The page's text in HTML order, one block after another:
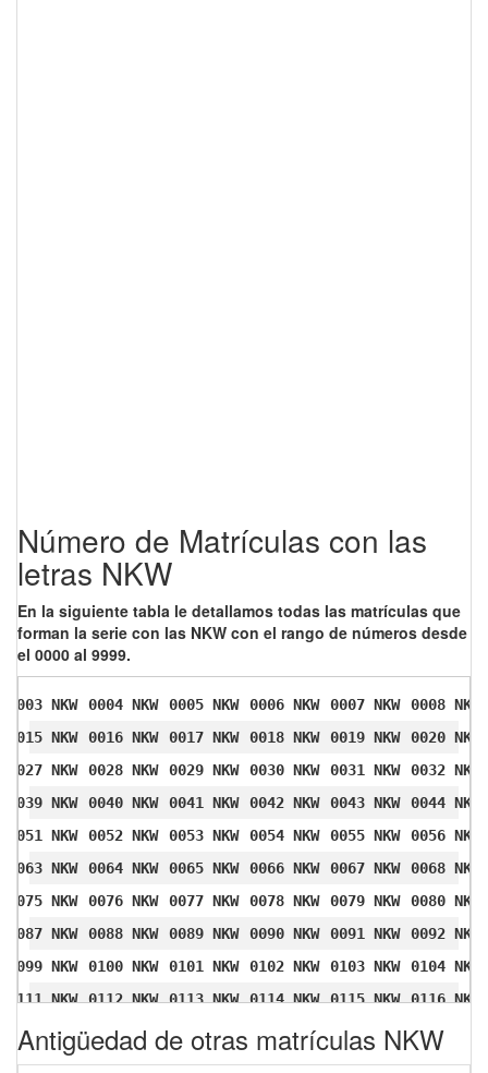
Número de Matrículas con las
letras NKW
En la siguiente tabla le detallamos todas las matrículas que
forman la serie con las NKW con el rango de números desde
el 0000 al 9999.
0003 NKW 0004 NKW 0005 NKW 0006 NKW 0007 NKW
0008 NKW
0015 NKW
0016 NKW 0017 NKW 0018 NKW 0019 NKW
0020 NKW
0027 NKW
0028 NKW 0029 NKW 0030 NKW 0031 NKW
0032 NKW
0039 NKW
0040 NKW 0041 NKW 0042 NKW 0043 NKW
0044 NKW
0051 NKW
0052 NKW 0053 NKW 0054 NKW 0055 NKW
0056 NKW
0063 NKW
0064 NKW 0065 NKW 0066 NKW 0067 NKW
0068 NKW
0075 NKW
0076 NKW 0077 NKW 0078 NKW 0079 NKW
0080 NKW
0087 NKW
0088 NKW 0089 NKW 0090 NKW 0091 NKW
0092 NKW
0099 NKW
0100 NKW 0101 NKW 0102 NKW 0103 NKW
0104 NKW
0111 NKW
0112 NKW 0113 NKW 0114 NKW 0115 NKW
0116 NKW
0123 NKW
0124 NKW 0125 NKW 0126 NKW 0127 NKW
0128 NKW
0135 NKW
0136 NKW 0137 NKW 0138 NKW 0139 NKW
0140 NKW
Antigüedad de otras matrículas NKW